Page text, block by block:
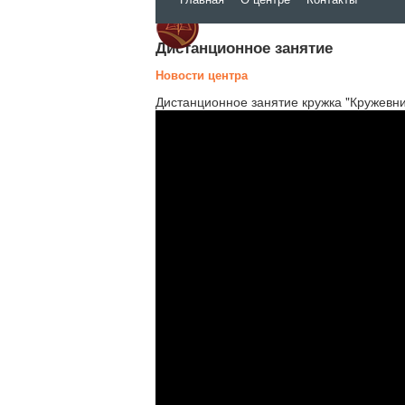
РЦТДиЮ
Дистанционное занятие
Новости центра
Дистанционное занятие кружка